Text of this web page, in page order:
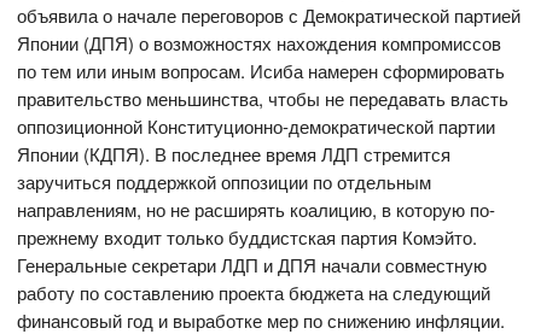
объявила о начале переговоров с Демократической партией
Японии (ДПЯ) о возможностях нахождения компромиссов
по тем или иным вопросам. Исиба намерен сформировать
правительство меньшинства, чтобы не передавать власть
оппозиционной Конституционно-демократической партии
Японии (КДПЯ). В последнее время ЛДП стремится
заручиться поддержкой оппозиции по отдельным
направлениям, но не расширять коалицию, в которую по-
прежнему входит только буддистская партия Комэйто.
Генеральные секретари ЛДП и ДПЯ начали совместную
работу по составлению проекта бюджета на следующий
финансовый год и выработке мер по снижению инфляции.